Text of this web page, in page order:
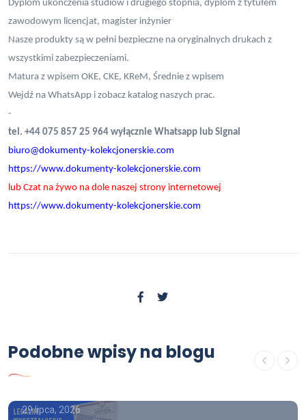
Dyplom ukończenia studiów i drugiego stopnia, dyplom z tytułem
zawodowym licencjat, magister inżynier
Nasze produkty są w pełni bezpieczne na oryginalnych drukach z
wszystkimi zabezpieczeniami.
Matura z wpisem OKE, CKE, KReM, Średnie z wpisem
Wejdź na WhatsApp i zobacz katalog naszych prac.
-
tel. +44 075 857 25 964 wyłącznie Whatsapp lub Signal
biuro@dokumenty-kolekcjonerskie.com
https://www.dokumenty-kolekcjonerskie.com
lub Czat na żywo na dole naszej strony internetowej
https://www.dokumenty-kolekcjonerskie.com
Podobne wpisy na blogu
ukończenia szkoły średniej z
wpisem
29 lipca, 2026